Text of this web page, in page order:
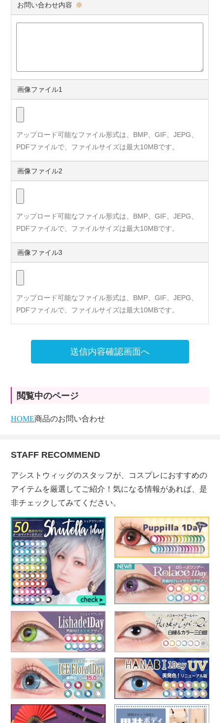
お問い合わせ内容 ※
画像ファイル1
アップロード可能なファイル形式は、BMP、GIF、JEPG、
PDFファイルで、ファイルサイズは最大10MBです。
画像ファイル2
アップロード可能なファイル形式は、BMP、GIF、JEPG、
PDFファイルで、ファイルサイズは最大10MBです。
画像ファイル3
アップロード可能なファイル形式は、BMP、GIF、JEPG、
PDFファイルで、ファイルサイズは最大10MBです。
送信内容確認画面へ
閲覧中のページ
HOME商品のお問い合わせ
STAFF RECOMMEND
アシストウィッグのスタッフが、コスプレにおすすめの
アイテムを厳選してご紹介！気になる情報があれば、是
非チェックしてみてください。